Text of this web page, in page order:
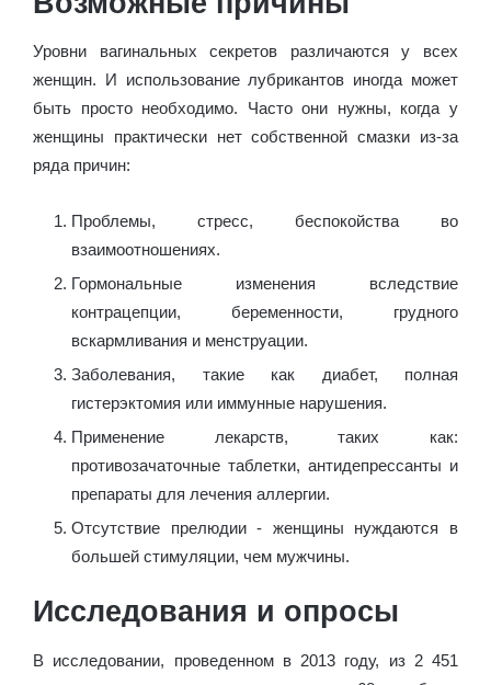
Уровни вагинальных секретов различаются у всех
женщин. И использование лубрикантов иногда может
быть просто необходимо. Часто они нужны, когда у
женщины практически нет собственной смазки из-за
ряда причин:
Проблемы, стресс, беспокойства во
взаимоотношениях.
Гормональные изменения вследствие
контрацепции, беременности, грудного
вскармливания и менструации.
Заболевания, такие как диабет, полная
гистерэктомия или иммунные нарушения.
Применение лекарств, таких как:
противозачаточные таблетки, антидепрессанты и
препараты для лечения аллергии.
Отсутствие прелюдии - женщины нуждаются в
большей стимуляции, чем мужчины.
Исследования и опросы
В исследовании, проведенном в 2013 году, из 2 451